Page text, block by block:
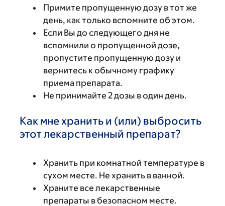
Примите пропущенную дозу в тот же
день, как только вспомните об этом.
Если Вы до следующего дня не
вспомнили о пропущенной дозе,
пропустите пропущенную дозу и
вернитесь к обычному графику
приема препарата.
Не принимайте 2 дозы в один день.
Как мне хранить и (или) выбросить
этот лекарственный препарат?
Хранить при комнатной температуре в
сухом месте. Не хранить в ванной.
Храните все лекарственные
препараты в безопасном месте.